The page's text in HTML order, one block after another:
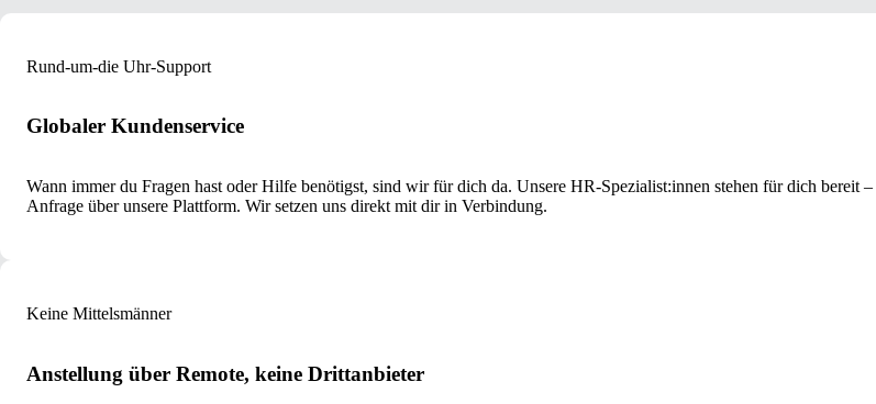
Rund-um-die Uhr-Support
Globaler Kundenservice
Wann immer du Fragen hast oder Hilfe benötigst, sind wir für dich da. Unsere HR-Spezialist:innen stehen für dich bereit
Anfrage über unsere Plattform. Wir setzen uns direkt mit dir in Verbindung.
Keine Mittelsmänner
Anstellung über Remote, keine Drittanbieter